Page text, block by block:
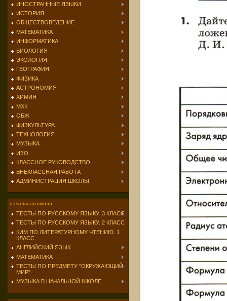
ИНОСТРАННЫЕ ЯЗЫКИ
ИСТОРИЯ
ОБЩЕСТВОВЕДЕНИЕ
МАТЕМАТИКА
ИНФОРМАТИКА
БИОЛОГИЯ
ЭКОЛОГИЯ
ГЕОГРАФИЯ
ФИЗИКА
АСТРОНОМИЯ
ХИМИЯ
МХК
ОБЖ
ФИЗКУЛЬТУРА
ТЕХНОЛОГИЯ
МУЗЫКА
ИЗО
КЛАССНОЕ РУКОВОДСТВО
ВНЕКЛАССНАЯ РАБОТА
АДМИНИСТРАЦИЯ ШКОЛЫ
начальная школа
ТЕСТЫ ПО РУССКОМУ ЯЗЫКУ. 3 КЛАСС
ТЕСТЫ ПО РУССКОМУ ЯЗЫКУ. 2 КЛАСС
КИМ ПО ЛИТЕРАТУРНОМУ ЧТЕНИЮ. 1
КЛАСС
АНГЛИЙСКИЙ ЯЗЫК
МАТЕМАТИКА
ТЕСТЫ ПО ПРЕДМЕТУ "ОКРУЖАЮЩИЙ
МИР"
МУЗЫКА В НАЧАЛЬНОЙ ШКОЛЕ